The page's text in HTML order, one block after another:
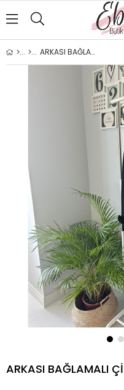
ARKASI BAĞLAMALI ÇİÇEK DETAYLI ELBİSE
ARKASI BAĞLAMALI